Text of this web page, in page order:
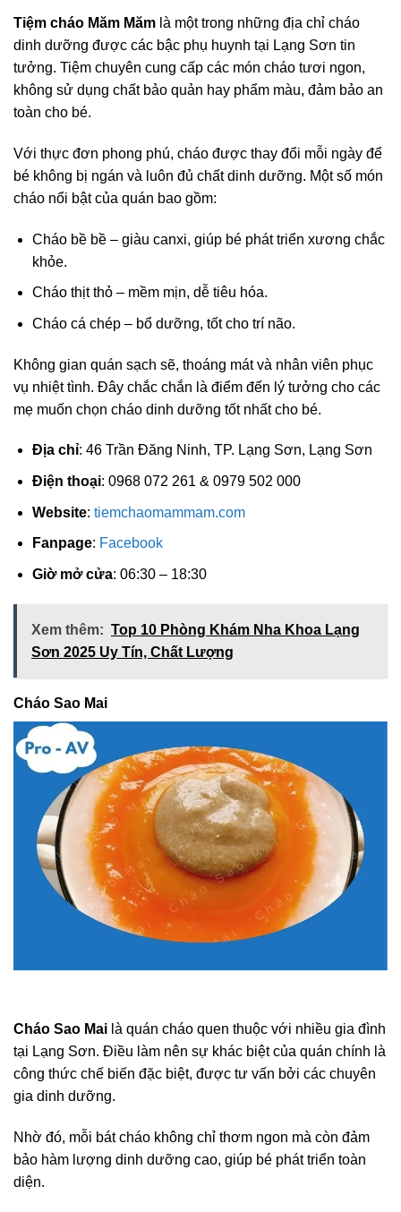
Tiệm cháo Măm Măm là một trong những địa chỉ cháo
dinh dưỡng được các bậc phụ huynh tại Lạng Sơn tin
tưởng. Tiệm chuyên cung cấp các món cháo tươi ngon,
không sử dụng chất bảo quản hay phẩm màu, đảm bảo an
toàn cho bé.
Với thực đơn phong phú, cháo được thay đổi mỗi ngày để
bé không bị ngán và luôn đủ chất dinh dưỡng. Một số món
cháo nổi bật của quán bao gồm:
Cháo bề bề – giàu canxi, giúp bé phát triển xương chắc
khỏe.
Cháo thịt thỏ – mềm mịn, dễ tiêu hóa.
Cháo cá chép – bổ dưỡng, tốt cho trí não.
Không gian quán sạch sẽ, thoáng mát và nhân viên phục
vụ nhiệt tình. Đây chắc chắn là điểm đến lý tưởng cho các
mẹ muốn chọn cháo dinh dưỡng tốt nhất cho bé.
Địa chỉ: 46 Trần Đăng Ninh, TP. Lạng Sơn, Lạng Sơn
Điện thoại: 0968 072 261 & 0979 502 000
Website: tiemchaomammam.com
Fanpage: Facebook
Giờ mở cửa: 06:30 – 18:30
Xem thêm: Top 10 Phòng Khám Nha Khoa Lạng
Sơn 2025 Uy Tín, Chất Lượng
Cháo Sao Mai
Cháo Sao Mai là quán cháo quen thuộc với nhiều gia đình
tại Lạng Sơn. Điều làm nên sự khác biệt của quán chính là
công thức chế biến đặc biệt, được tư vấn bởi các chuyên
gia dinh dưỡng.
Nhờ đó, mỗi bát cháo không chỉ thơm ngon mà còn đảm
bảo hàm lượng dinh dưỡng cao, giúp bé phát triển toàn
diện.